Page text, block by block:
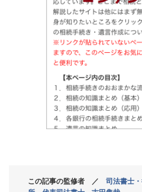
この記事の監修者 ／ 司法書士